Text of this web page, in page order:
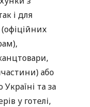
і для
або
та за
у готелі,